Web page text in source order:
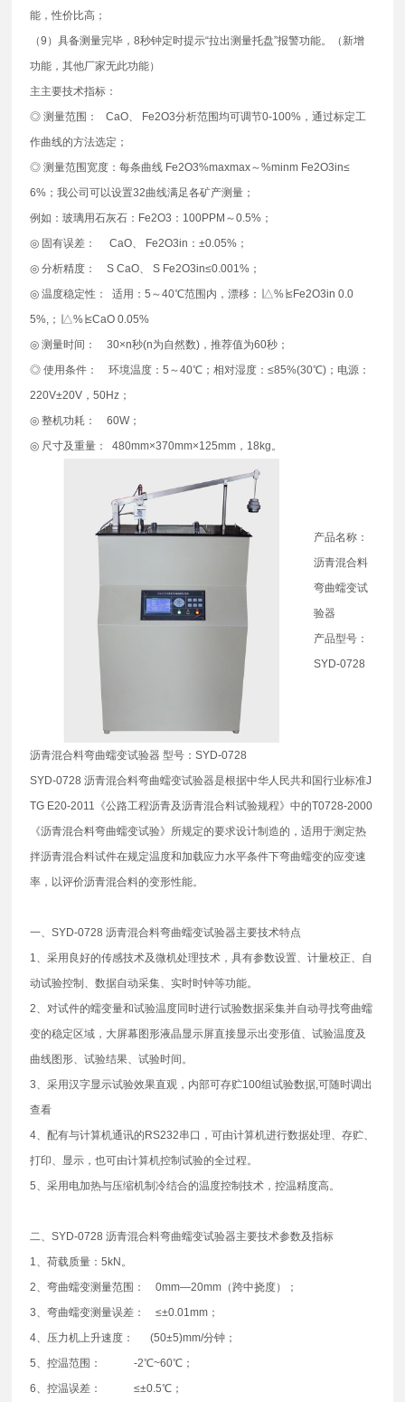
能，性价比高；
（9）具备测量完毕，8秒钟定时提示“拉出测量托盘”报警功能。（新增
功能，其他厂家无此功能）
主主要技术指标：
◎ 测量范围： CaO、 Fe2O3分析范围均可调节0-100%，通过标定工
作曲线的方法选定；
◎ 测量范围宽度：每条曲线 Fe2O3%maxmax～%minm Fe2O3in≤
6%；我公司可以设置32曲线满足各矿产测量；
例如：玻璃用石灰石：Fe2O3：100PPM～0.5%；
◎ 固有误差： CaO、 Fe2O3in：±0.05%；
◎ 分析精度： S CaO、 S Fe2O3in≤0.001%；
◎ 温度稳定性： 适用：5～40℃范围内，漂移：∣△%∣≤Fe2O3in 0.0
5%,；∣△%∣≤CaO 0.05%
◎ 测量时间： 30×n秒(n为自然数)，推荐值为60秒；
◎ 使用条件： 环境温度：5～40℃；相对湿度：≤85%(30℃)；电源：
220V±20V，50Hz；
◎ 整机功耗： 60W；
◎ 尺寸及重量： 480mm×370mm×125mm，18kg。
产品名称：
沥青混合料
弯曲蠕变试
验器
产品型号：
SYD-0728
沥青混合料弯曲蠕变试验器 型号：SYD-0728
SYD-0728 沥青混合料弯曲蠕变试验器是根据中华人民共和国行业标准J
TG E20-2011《公路工程沥青及沥青混合料试验规程》中的T0728-2000
《沥青混合料弯曲蠕变试验》所规定的要求设计制造的，适用于测定热
拌沥青混合料试件在规定温度和加载应力水平条件下弯曲蠕变的应变速
率，以评价沥青混合料的变形性能。
一、SYD-0728 沥青混合料弯曲蠕变试验器主要技术特点
1、采用良好的传感技术及微机处理技术，具有参数设置、计量校正、自
动试验控制、数据自动采集、实时时钟等功能。
2、对试件的蠕变量和试验温度同时进行试验数据采集并自动寻找弯曲蠕
变的稳定区域，大屏幕图形液晶显示屏直接显示出变形值、试验温度及
曲线图形、试验结果、试验时间。
3、采用汉字显示试验效果直观，内部可存贮100组试验数据,可随时调出
查看
4、配有与计算机通讯的RS232串口，可由计算机进行数据处理、存贮、
打印、显示，也可由计算机控制试验的全过程。
5、采用电加热与压缩机制冷结合的温度控制技术，控温精度高。
二、SYD-0728 沥青混合料弯曲蠕变试验器主要技术参数及指标
1、荷载质量：5kN。
2、弯曲蠕变测量范围： 0mm—20mm（跨中挠度）；
3、弯曲蠕变测量误差： ≤±0.01mm；
4、压力机上升速度： (50±5)mm/分钟；
5、控温范围： -2℃~60℃；
6、控温误差： ≤±0.5℃；